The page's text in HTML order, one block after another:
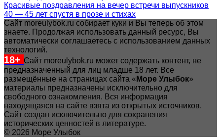
Красивые поздравления на вечер встречи выпускников
40 — 45 лет спустя в прозе и стихах
Сайт moreulybok.ru собирает куки и Вы теперь об этом
знаете. Продолжая использовать данный ресурс, Вы
автоматически соглашаетесь с использованием данных
технологий.
18+ Сайт moreulybok.ru может содержать контент, не
предназначенный для лиц младше 18 лет. Все
размещённые на страницах сайта « Море Улыбок»
материалы предназначены исключительно для
свободного ознакомления. Вся информация
находящаяся на сайте взята из открытых источников.
Сайт создан исключительно для сохранения
исторических ценностей в литературе.
© 2026 Море Улыбок